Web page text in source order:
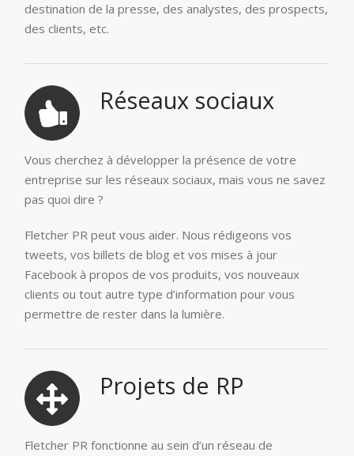
destination de la presse, des analystes, des prospects,
des clients, etc.
Réseaux sociaux
Vous cherchez à développer la présence de votre
entreprise sur les réseaux sociaux, mais vous ne savez
pas quoi dire ?
Fletcher PR peut vous aider. Nous rédigeons vos
tweets, vos billets de blog et vos mises à jour
Facebook à propos de vos produits, vos nouveaux
clients ou tout autre type d’information pour vous
permettre de rester dans la lumière.
Projets de RP
Fletcher PR fonctionne au sein d’un réseau de